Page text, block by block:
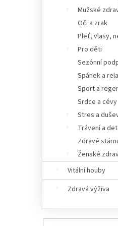
Mužské
Oči a zrak
Pleť, vlasy,
Pro děti
Sezónní
Spánek a
Sport a
Srdce a cévy
Stres a
Trávení a
Zdravé
Ženské
Vitální houby
Zdravá výživa